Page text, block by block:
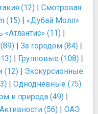
(12) | Смотровая
(15) | «Дубай Молл»
«Атлантис» (11) |
| За городом (84) |
| Групповые (108) |
(12) | Экскурсионные
| Однодневные (75)
и природа (49) |
Активности (56) | ОАЭ